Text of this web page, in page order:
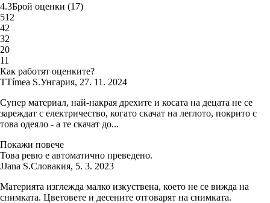
4.3Брой оценки (17)
512
42
32
20
11
Как работят оценките?
TTímea S.Унгария, 27. 11. 2024
Супер материал, най-накрая дрехите и косата на децата не се
зареждат с електричество, когато скачат на леглото, покрито с
това одеяло - а те скачат до...
Покажи повече
Това ревю е автоматично преведено.
JJana S.Словакия, 5. 3. 2023
Материята изглежда малко изкуствена, което не се вижда на
снимката. Цветовете и десените отговарят на снимката.